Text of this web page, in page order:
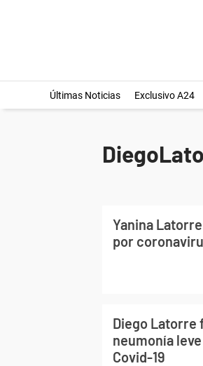
Últimas Noticias Exclusivo A24
Yanina
por
Diego Latorre
neumonía
Covid-19